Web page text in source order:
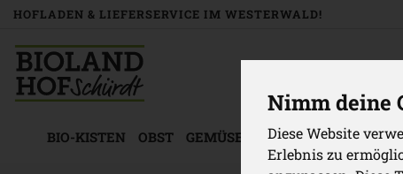
Nimm deine
Diese Website
Erlebnis zu
HOFLADEN & LIEFERSERVICE IM WESTERWALD!
BIO-KISTEN OBST GEMÜSE KÜHLWAREN